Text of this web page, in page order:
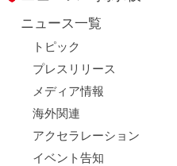
ニュース一覧
トピック
プレスリリース
メディア情報
海外関連
アクセラレーション
イベント告知